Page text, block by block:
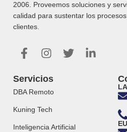
2006. Proveemos soluciones y
calidad para sustentar los
clientes.
Servicios
DBA Remoto
Kuning Tech
Inteligencia Artificial